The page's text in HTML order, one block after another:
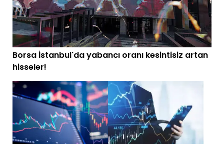
Borsa İstanbul'da yabancı oranı kesintisiz artan
hisseler!